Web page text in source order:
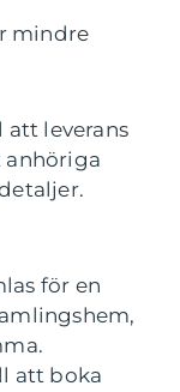
mindre
att leverans
anhöriga
för en
att boka